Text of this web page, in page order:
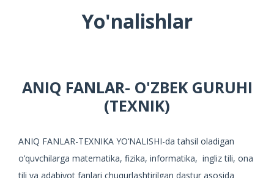
Rahbariyat
Madaniy-ma'rifiy tadbirlar
Dars jadvali
Davomat
O'quvchilar turar joyi
O'QITUVCHILAR
Faxrli Ustozlar
Yo'nalishlar
ANIQ FANLAR- O'ZBEK GURUHI
(TEXNIK)
ANIQ FANLAR-TEXNIKA YO‘NALISHI-da tahsil oladigan
o’quvchilarga matematika, fizika, informatika, ingliz tili, ona
tili va adabiyot fanlari chuqurlashtirilgan dastur asosida